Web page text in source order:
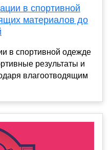
в спортивной
материалов до
в спортивной одежде
результаты и
влагоотводящим